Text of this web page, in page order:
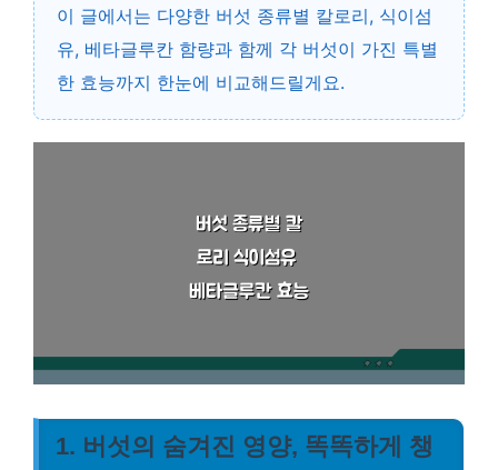
이 글에서는 다양한 버섯 종류별 칼로리, 식이섬
유, 베타글루칸 함량과 함께 각 버섯이 가진 특별
한 효능까지 한눈에 비교해드릴게요.
1. 버섯의 숨겨진 영양, 똑똑하게 챙